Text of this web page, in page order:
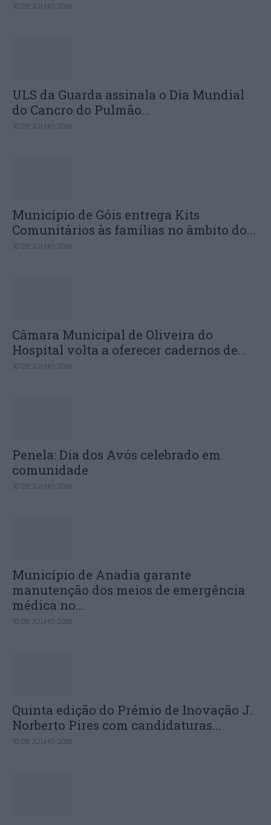
30 DE JULHO, 2026
ULS da Guarda assinala o Dia Mundial
do Cancro do Pulmão...
30 DE JULHO, 2026
Município de Góis entrega Kits
Comunitários às famílias no âmbito do...
30 DE JULHO, 2026
Câmara Municipal de Oliveira do
Hospital volta a oferecer cadernos de...
30 DE JULHO, 2026
Penela: Dia dos Avós celebrado em
comunidade
30 DE JULHO, 2026
Município de Anadia garante
manutenção dos meios de emergência
médica no...
30 DE JULHO, 2026
Quinta edição do Prémio de Inovação J.
Norberto Pires com candidaturas...
30 DE JULHO, 2026